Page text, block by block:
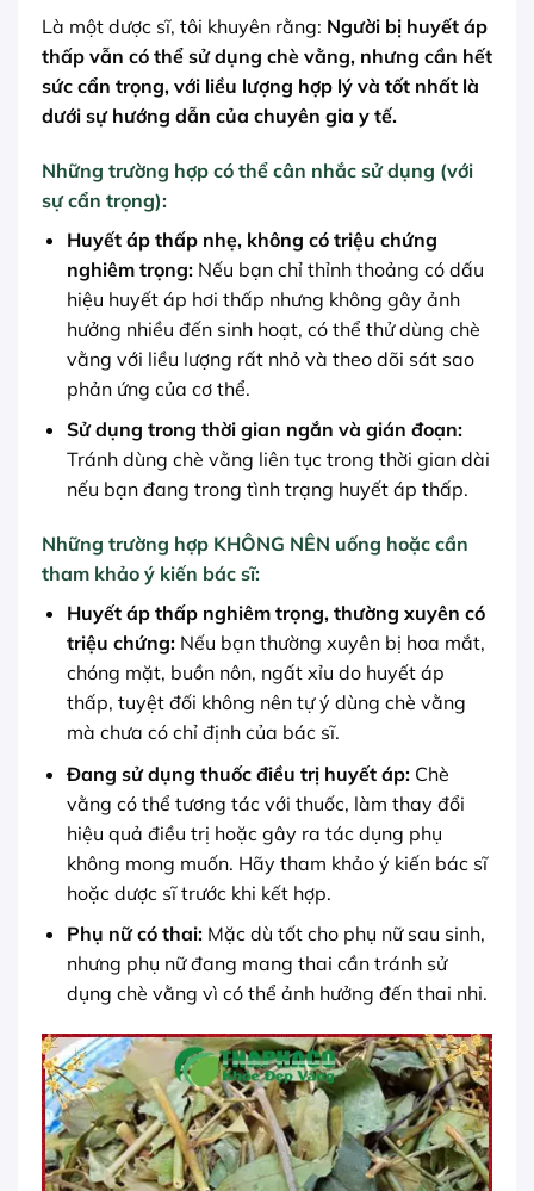
Là một dược sĩ, tôi khuyên rằng: Người bị huyết áp
thấp vẫn có thể sử dụng chè vằng, nhưng cần hết
sức cẩn trọng, với liều lượng hợp lý và tốt nhất là
dưới sự hướng dẫn của chuyên gia y tế.
Những trường hợp có thể cân nhắc sử dụng (với
sự cẩn trọng):
Huyết áp thấp nhẹ, không có triệu chứng
nghiêm trọng:Nếu bạn chỉ thỉnh thoảng có dấu
hiệu huyết áp hơi thấp nhưng không gây ảnh
hưởng nhiều đến sinh hoạt, có thể thử dùng chè
vằng với liều lượng rất nhỏ và theo dõi sát sao
phản ứng của cơ thể.
Sử dụng trong thời gian ngắn và gián đoạn:
Tránh dùng chè vằng liên tục trong thời gian dài
nếu bạn đang trong tình trạng huyết áp thấp.
Những trường hợp KHÔNG NÊN uống hoặc cần
tham khảo ý kiến bác sĩ:
Huyết áp thấp nghiêm trọng, thường xuyên có
triệu chứng:Nếu bạn thường xuyên bị hoa mắt,
chóng mặt, buồn nôn, ngất xỉu do huyết áp
thấp, tuyệt đối không nên tự ý dùng chè vằng
mà chưa có chỉ định của bác sĩ.
Đang sử dụng thuốc điều trị huyết áp:Chè
vằng có thể tương tác với thuốc, làm thay đổi
hiệu quả điều trị hoặc gây ra tác dụng phụ
không mong muốn. Hãy tham khảo ý kiến bác sĩ
hoặc dược sĩ trước khi kết hợp.
Phụ nữ có thai:Mặc dù tốt cho phụ nữ sau sinh,
nhưng phụ nữ đang mang thai cần tránh sử
dụng chè vằng vì có thể ảnh hưởng đến thai nhi.